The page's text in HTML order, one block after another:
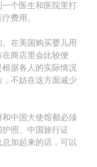
个医生和医院里打
费用。
在美国购买婴儿用
商店里会比较便
据各人的实际情况
不妨在这方面减少
中国大使馆都必须
照、中国旅行证
加起来的话，可以